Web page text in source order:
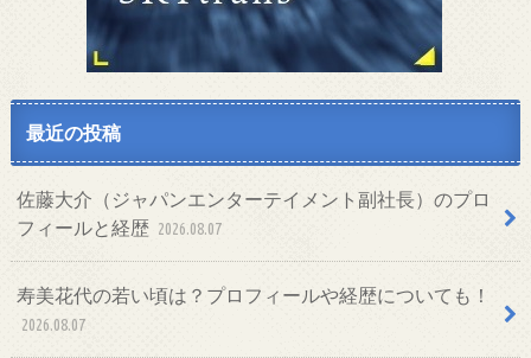
最近の投稿
佐藤大介（ジャパンエンターテイメント副社長）のプロ
フィールと経歴 2026.08.07
寿美花代の若い頃は？プロフィールや経歴についても！
2026.08.07